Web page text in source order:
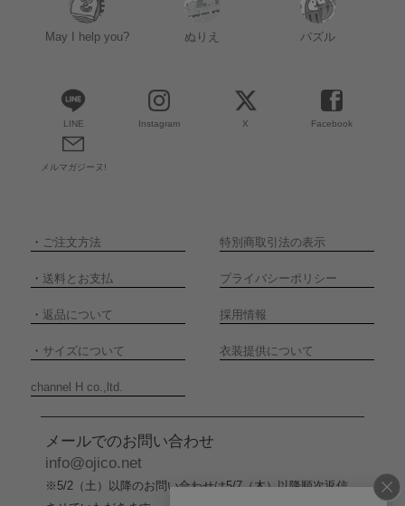
May I help you? ぬりえ パズル
LINE Instagram X Facebook
メルマガジーヌ!
・ ご注文方法 特別商取引法の表示
・ 送料とお支払 プライバシーポリシー
・ 返品について 採用情報
・ サイズについて 衣装提供について
channel H co.,ltd.
メールでのお問い合わせ
info@ojico.net
※5/2（土）以降のお問い合わせは5/7（木）以降順次返信